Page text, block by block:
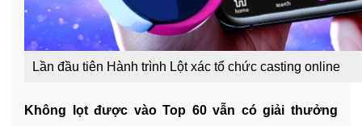
Lần đầu tiên Hành trình Lột xác tổ chức casting online
Không lọt được vào Top 60 vẫn có giải thưởng